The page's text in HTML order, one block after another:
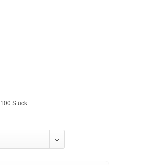
100 Stück